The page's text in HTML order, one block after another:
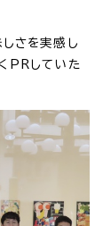
さを実感し
PRしていた